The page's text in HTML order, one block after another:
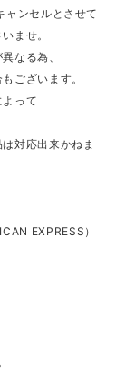
ャンセルとさせて
ませ。
なる為、
ございます。
って
対応出来かねま
EXPRESS）